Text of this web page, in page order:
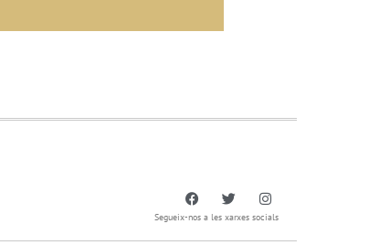
Segueix-nos a les xarxes socials